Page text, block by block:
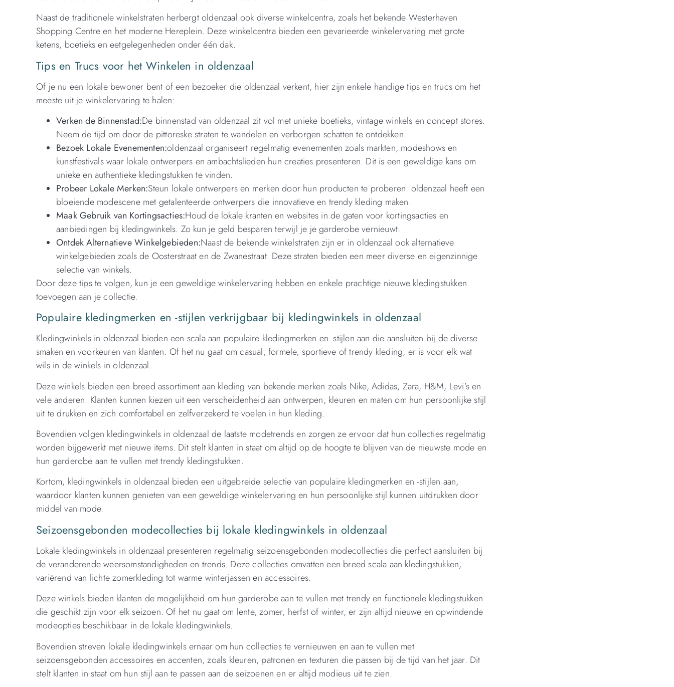
Naast de traditionele winkelstraten herbergt oldenzaal ook diverse winkelcentra, zoals het bekende Westerhaven
Shopping Centre en het moderne Hereplein. Deze winkelcentra bieden een gevarieerde winkelervaring met grote
ketens, boetieks en eetgelegenheden onder één dak.
Tips en Trucs voor het Winkelen in oldenzaal
Of je nu een lokale bewoner bent of een bezoeker die oldenzaal verkent, hier zijn enkele handige tips en trucs om het
meeste uit je winkelervaring te halen:
Verken de Binnenstad:De binnenstad van oldenzaal zit vol met unieke boetieks, vintage winkels en concept stores.
Neem de tijd om door de pittoreske straten te wandelen en verborgen schatten te ontdekken.
Bezoek Lokale Evenementen:oldenzaal organiseert regelmatig evenementen zoals markten, modeshows en
kunstfestivals waar lokale ontwerpers en ambachtslieden hun creaties presenteren. Dit is een geweldige kans om
unieke en authentieke kledingstukken te vinden.
Probeer Lokale Merken:Steun lokale ontwerpers en merken door hun producten te proberen. oldenzaal heeft een
bloeiende modescene met getalenteerde ontwerpers die innovatieve en trendy kleding maken.
Maak Gebruik van Kortingsacties:Houd de lokale kranten en websites in de gaten voor kortingsacties en
aanbiedingen bij kledingwinkels. Zo kun je geld besparen terwijl je je garderobe vernieuwt.
Ontdek Alternatieve Winkelgebieden:Naast de bekende winkelstraten zijn er in oldenzaal ook alternatieve
winkelgebieden zoals de Oosterstraat en de Zwanestraat. Deze straten bieden een meer diverse en eigenzinnige
selectie van winkels.
Door deze tips te volgen, kun je een geweldige winkelervaring hebben en enkele prachtige nieuwe kledingstukken
toevoegen aan je collectie.
Populaire kledingmerken en -stijlen verkrijgbaar bij kledingwinkels in oldenzaal
Kledingwinkels in oldenzaal bieden een scala aan populaire kledingmerken en -stijlen aan die aansluiten bij de diverse
smaken en voorkeuren van klanten. Of het nu gaat om casual, formele, sportieve of trendy kleding, er is voor elk wat
wils in de winkels in oldenzaal.
Deze winkels bieden een breed assortiment aan kleding van bekende merken zoals Nike, Adidas, Zara, H&M, Levi’s en
vele anderen. Klanten kunnen kiezen uit een verscheidenheid aan ontwerpen, kleuren en maten om hun persoonlijke stijl
uit te drukken en zich comfortabel en zelfverzekerd te voelen in hun kleding.
Bovendien volgen kledingwinkels in oldenzaal de laatste modetrends en zorgen ze ervoor dat hun collecties regelmatig
worden bijgewerkt met nieuwe items. Dit stelt klanten in staat om altijd op de hoogte te blijven van de nieuwste mode en
hun garderobe aan te vullen met trendy kledingstukken.
Kortom, kledingwinkels in oldenzaal bieden een uitgebreide selectie van populaire kledingmerken en -stijlen aan,
waardoor klanten kunnen genieten van een geweldige winkelervaring en hun persoonlijke stijl kunnen uitdrukken door
middel van mode.
Seizoensgebonden modecollecties bij lokale kledingwinkels in oldenzaal
Lokale kledingwinkels in oldenzaal presenteren regelmatig seizoensgebonden modecollecties die perfect aansluiten bij
de veranderende weersomstandigheden en trends. Deze collecties omvatten een breed scala aan kledingstukken,
variërend van lichte zomerkleding tot warme winterjassen en accessoires.
Deze winkels bieden klanten de mogelijkheid om hun garderobe aan te vullen met trendy en functionele kledingstukken
die geschikt zijn voor elk seizoen. Of het nu gaat om lente, zomer, herfst of winter, er zijn altijd nieuwe en opwindende
modeopties beschikbaar in de lokale kledingwinkels.
Bovendien streven lokale kledingwinkels ernaar om hun collecties te vernieuwen en aan te vullen met
seizoensgebonden accessoires en accenten, zoals kleuren, patronen en texturen die passen bij de tijd van het jaar. Dit
stelt klanten in staat om hun stijl aan te passen aan de seizoenen en er altijd modieus uit te zien.